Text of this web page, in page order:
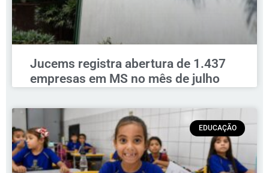
Jucems registra abertura de 1.437
empresas em MS no mês de julho
EDUCAÇÃO